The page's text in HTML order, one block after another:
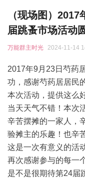
（现场图）
届跳蚤市场活动
万能群主时光 2024-11-14
2017年9月23日芍药
功，感谢芍药居居民
本次活动，提供这么
当天天气不错！本次
辛苦摆摊的一家人，
验摊主的乐趣！也辛
这是一次有意义的活
再次感谢参与的每一
是不是很期待第24届